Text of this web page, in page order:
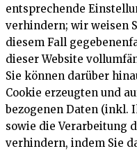
entsprechende
verhindern; wir weisen
diesem Fall
dieser Website
Sie können darüber
Cookie erzeugten und
bezogenen Daten (inkl.
sowie die Verarbeitung
verhindern, indem Sie